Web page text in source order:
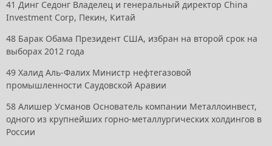
41 Динг Седонг Владелец и генеральный директор China
Investment Corp, Пекин, Китай
48 Барак Обама Президент США, избран на второй срок на
выборах 2012 года
49 Халид Аль-Фалих Министр нефтегазовой
промышленности Саудовской Аравии
58 Алишер Усманов Основатель компании Металлоинвест,
одного из крупнейших горно-металлургических холдингов в
России